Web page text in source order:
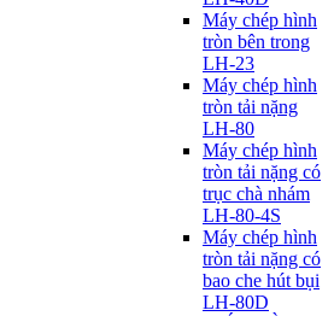
Máy chép hình
tròn bên trong
LH-23
Máy chép hình
tròn tải nặng
LH-80
Máy chép hình
tròn tải nặng có
trục chà nhám
LH-80-4S
Máy chép hình
tròn tải nặng có
bao che hút bụi
LH-80D